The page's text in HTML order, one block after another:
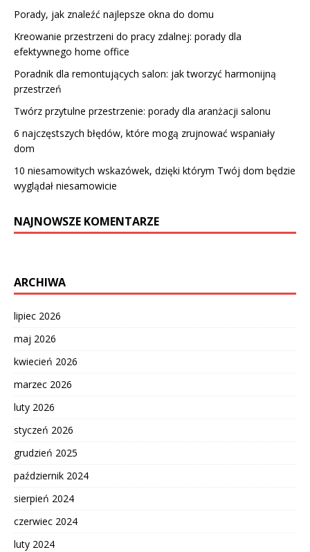
Porady, jak znaleźć najlepsze okna do domu
Kreowanie przestrzeni do pracy zdalnej: porady dla
efektywnego home office
Poradnik dla remontujących salon: jak tworzyć harmonijną
przestrzeń
Twórz przytulne przestrzenie: porady dla aranżacji salonu
6 najczęstszych błędów, które mogą zrujnować wspaniały
dom
10 niesamowitych wskazówek, dzięki którym Twój dom będzie
wyglądał niesamowicie
NAJNOWSZE KOMENTARZE
ARCHIWA
lipiec 2026
maj 2026
kwiecień 2026
marzec 2026
luty 2026
styczeń 2026
grudzień 2025
październik 2024
sierpień 2024
czerwiec 2024
luty 2024